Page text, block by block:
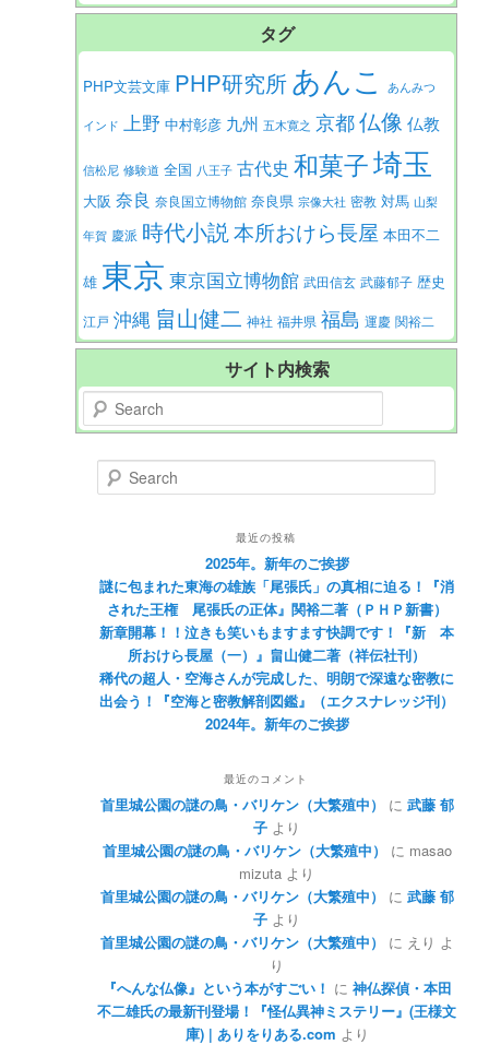
タグ
PHP文芸文庫 PHP研究所あんこ あんみつ
インド 上野 中村彰彦 九州 五木寛之 京都仏像 仏教
信松尼 修験道 全国 八王子 古代史 和菓子埼玉
大阪 奈良 奈良国立博物館 奈良県 宗像大社 密教 対馬 山梨
年賀 慶派 時代小説本所おけら長屋 本田不二
雄 東京 東京国立博物館 武田信玄 武藤郁子 歴史
江戸 沖縄 畠山健二 神社 福井県 福島 運慶 関裕二
サイト内検索
Search
Search
最近の投稿
2025年。新年のご挨拶
謎に包まれた東海の雄族「尾張氏」の真相に迫る！『消
された王権 尾張氏の正体』関裕二著（ＰＨＰ新書）
新章開幕！！泣きも笑いもますます快調です！『新 本
所おけら長屋（一）』畠山健二著（祥伝社刊）
稀代の超人・空海さんが完成した、明朗で深遠な密教に
出会う！『空海と密教解剖図鑑』（エクスナレッジ刊）
2024年。新年のご挨拶
最近のコメント
首里城公園の謎の鳥・バリケン（大繁殖中） に 武藤 郁
子 より
首里城公園の謎の鳥・バリケン（大繁殖中）
に masao
mizuta より
首里城公園の謎の鳥・バリケン（大繁殖中）
に 武藤 郁
子 より
首里城公園の謎の鳥・バリケン（大繁殖中）
に えり よ
り
『へんな仏像』という本がすごい！ に 神仏探偵・本田
不二雄氏の最新刊登場！『怪仏異神ミステリー』(王様文
庫) | ありをりある.com より